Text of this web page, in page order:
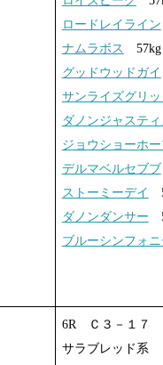
ロードレイライン
ナムラボス
57kg
グッドウッドガイ
サンライズグリ
ダノンジャステ
ジョウショーホ
デルマベルセブブ
ストーミーデイ
ダノンダンサー
ブルーシンフォ
6R Ｃ３－１７
サラブレッド系